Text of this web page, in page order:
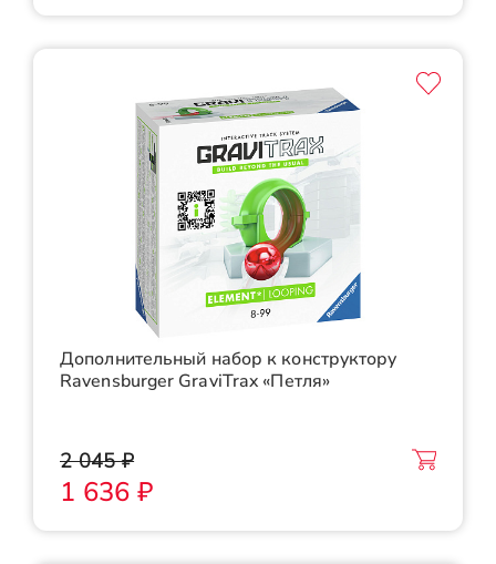
Дополнительный набор к конструктору
Ravensburger GraviTrax «Петля»
2 045 ₽
1 636 ₽